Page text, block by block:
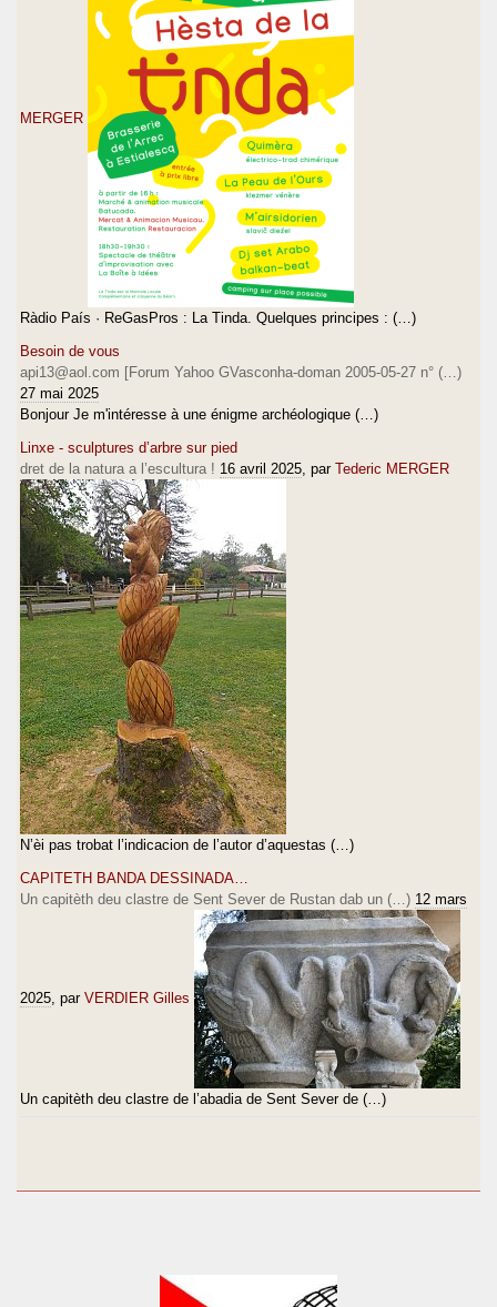
MERGER
Ràdio País · ReGasPros : La Tinda. Quelques principes : (…)
Besoin de vous
api13@aol.com [Forum Yahoo GVasconha-doman 2005-05-27 n° (…)
27 mai 2025
Bonjour Je m'intéresse à une énigme archéologique (…)
Linxe - sculptures d’arbre sur pied
dret de la natura a l’escultura ! 16 avril 2025 , par Tederic MERGER
N’èi pas trobat l’indicacion de l’autor d’aquestas (…)
CAPITETH BANDA DESSINADA…
Un capitèth deu clastre de Sent Sever de Rustan dab un (…) 12 mars
2025 , par VERDIER Gilles
Un capitèth deu clastre de l’abadia de Sent Sever de (…)